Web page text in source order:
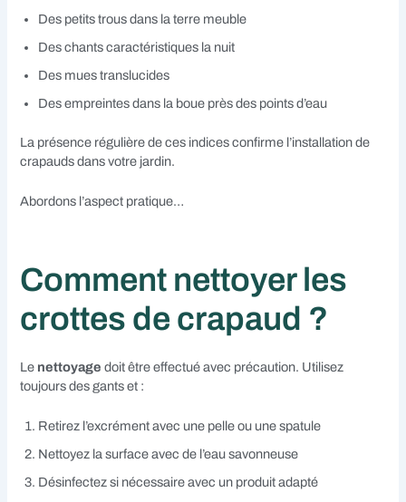
Des petits trous dans la terre meuble
Des chants caractéristiques la nuit
Des mues translucides
Des empreintes dans la boue près des points d’eau
La présence régulière de ces indices confirme l’installation de
crapauds dans votre jardin.
Abordons l’aspect pratique…
Comment nettoyer les
crottes de crapaud ?
Le nettoyage doit être effectué avec précaution. Utilisez
toujours des gants et :
Retirez l’excrément avec une pelle ou une spatule
Nettoyez la surface avec de l’eau savonneuse
Désinfectez si nécessaire avec un produit adapté